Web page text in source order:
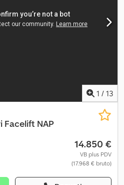
580 kg itd. Zadržavamo pravo na
greške. Prodaja isključivo
3589 !!!!Šifra ključa 52 !!!!!
1 / 13
Facelift NAP
14.850 €
VB plus PDV
(17.968 € bruto)